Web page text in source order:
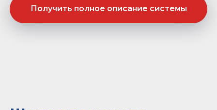
Получить полное описание системы